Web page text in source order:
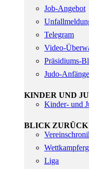
Job-Angebot
Telegram
Video-
Präsidiums-
Judo-
KINDER UND
Kinder- und
BLICK ZURÜCK
Liga